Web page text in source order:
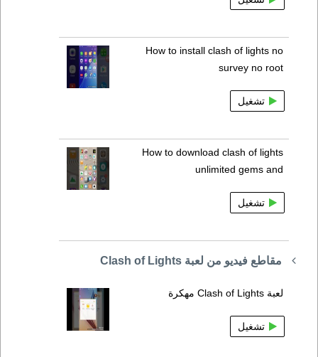
How to install clash of lights no
survey no root
تشغيل
How to download clash of lights
unlimited gems and
تشغيل
مقاطع فيديو من لعبة Clash of Lights
لعبة Clash of Lights مهكرة
تشغيل